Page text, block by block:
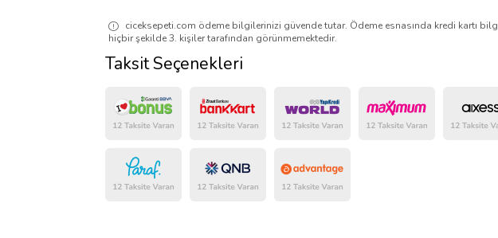
ciceksepeti.com ödeme bilgilerinizi güvende tutar. Ödeme esnasında kredi kartı
hiçbir şekilde 3. kişiler tarafından görünmemektedir.
Taksit Seçenekleri